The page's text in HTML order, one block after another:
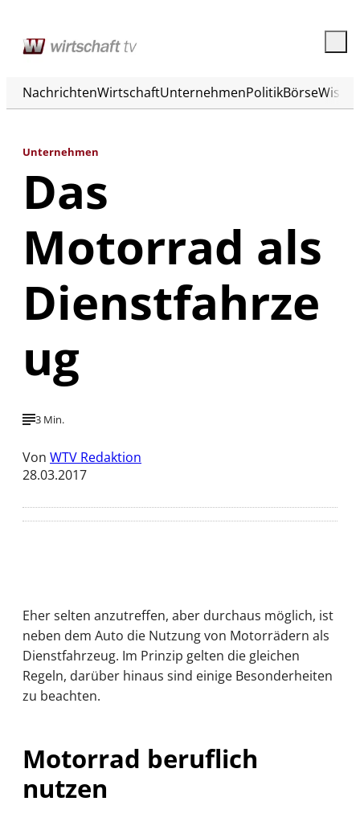
NachrichtenWirtschaftUnternehmenPolitikBörse
Unternehmen
Das
Motorrad als
Dienstfahrze
ug
3 Min.
Von WTV Redaktion
28.03.2017
Eher selten anzutreffen, aber durchaus möglich, ist
neben dem Auto die Nutzung von Motorrädern als
Dienstfahrzeug. Im Prinzip gelten die gleichen
Regeln, darüber hinaus sind einige Besonderheiten
zu beachten.
Motorrad beruflich
nutzen